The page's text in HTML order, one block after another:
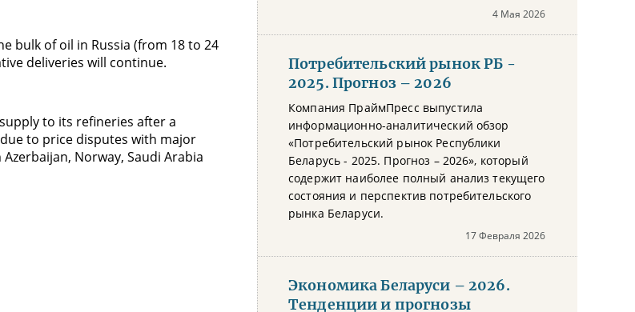
bulk of oil in Russia (from 18 to 24
deliveries will continue.
to its refineries after a
to price disputes with major
Norway, Saudi Arabia
4 Мая 2026
Потребительский рынок РБ -
2025. Прогноз – 2026
Компания ПраймПресс выпустила
информационно-аналитический обзор
«Потребительский рынок Республики
Беларусь - 2025. Прогноз – 2026», который
содержит наиболее полный анализ текущего
состояния и перспектив потребительского
рынка Беларуси.
17 Февраля 2026
Экономика Беларуси – 2026.
Тенденции и прогнозы